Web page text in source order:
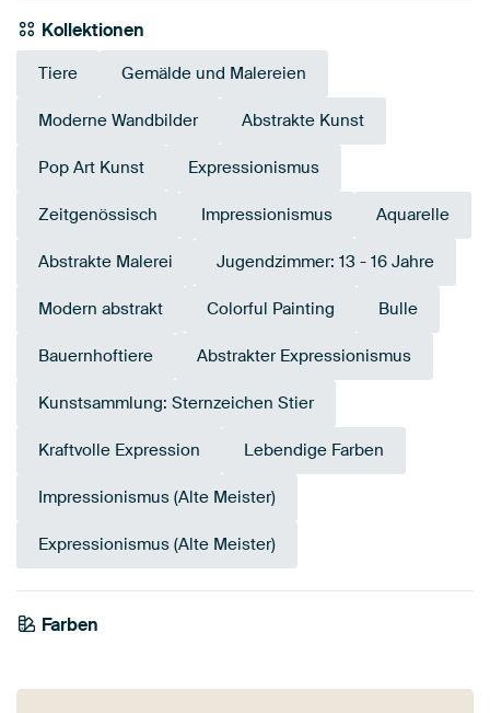
Kollektionen
Tiere Gemälde und Malereien
Moderne Wandbilder Abstrakte Kunst
Pop Art Kunst Expressionismus
Zeitgenössisch Impressionismus Aquarelle
Abstrakte Malerei Jugendzimmer: 13 - 16 Jahre
Modern abstrakt Colorful Painting Bulle
Bauernhoftiere Abstrakter Expressionismus
Kunstsammlung: Sternzeichen Stier
Kraftvolle Expression Lebendige Farben
Impressionismus (Alte Meister)
Expressionismus (Alte Meister)
Farben
Taupe
Rot
Terrakotta